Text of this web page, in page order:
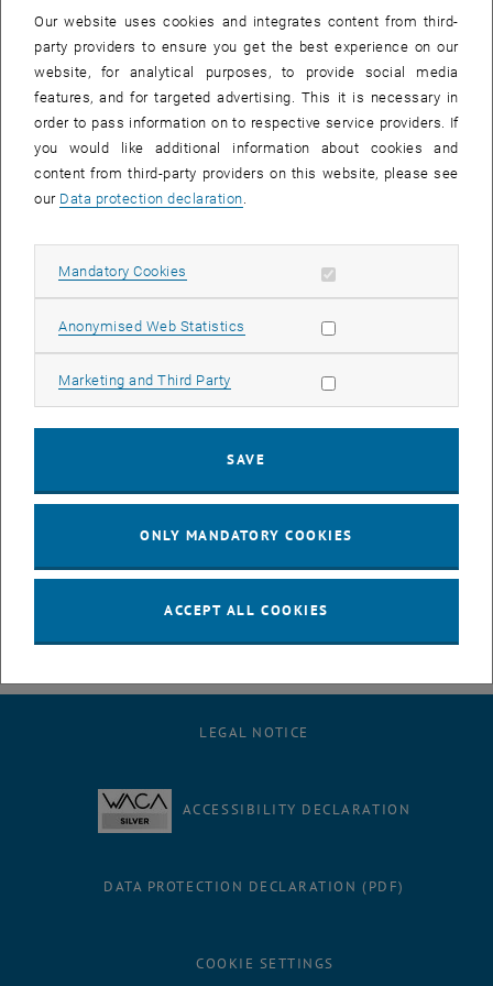
Mit den Vienna Research Groups for Young Investigators wollen die
Stadt Wien und der WWTF einen besonderen Akzent in der
Nachwuchsförderung in für Wien wichtigen Feldern setzen. Mit
diesem Instrument sollen vielversprechende junge Forscher_innen
nach Wien geholt und nach Möglichkeit längerfristig an den Standort
gebunden werden.
außen nach Wien holen wollen, um hier ihre erste Gruppe zu starten.
Wir weisen darauf hin, dass der WWTF antragstellende Institutionen
ersucht, ihre Strategien zur Vermeidung von Gender Biases in ihren
Auswahlprozessen in den Antrag einfließen zu lassen.
Der WWTF vergibt bis zu zwei Positionen mit einem Budget von bis
zu 1.6 Mio. € je Gruppe. Deadline für die Vollanträge ist der 13. Juli
2017, 14 Uhr. Mit einer Entscheidung ist im Dezember 2017 zu
November oder 1. Dezember 2017 statt.
_blank>Nähere Informationen
LEGAL NOTICE
ACCESSIBILITY DECLARATION
DATA PROTECTION DECLARATION (PDF)
COOKIE SETTINGS
Our website uses cookies and integrates content from third-
party providers to ensure you get the best experience on our
website, for analytical purposes, to provide social media
features, and for targeted advertising. This it is necessary in
order to pass information on to respective service providers. If
you would like additional information about cookies and
content from third-party providers on this website, please see
our Data protection declaration
Mandatory Cookies Allow mandatory cookies
Anonymised Web Statistics Allow statistic cookies
Marketing and Third Party Allow marketing cookies
SAVE
ONLY MANDATORY COOKIES
ACCEPT ALL COOKIES